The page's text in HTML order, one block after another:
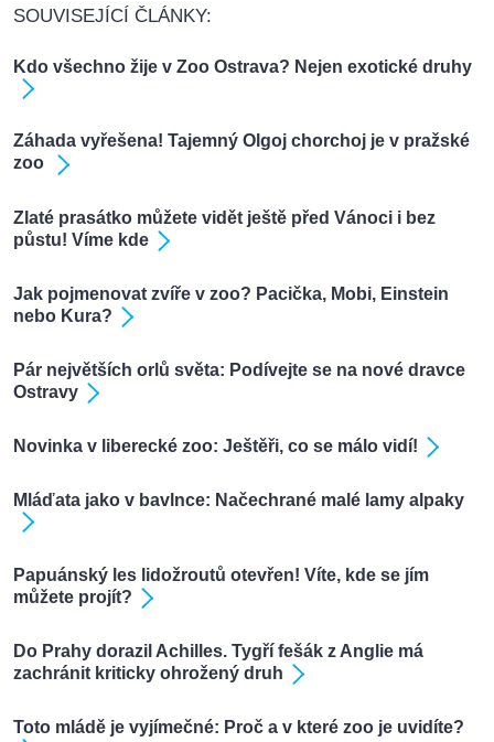
SOUVISEJÍCÍ ČLÁNKY:
Kdo všechno žije v Zoo Ostrava? Nejen exotické druhy
Záhada vyřešena! Tajemný Olgoj chorchoj je v pražské
zoo
Zlaté prasátko můžete vidět ještě před Vánoci i bez
půstu! Víme kde
Jak pojmenovat zvíře v zoo? Pacička, Mobi, Einstein
nebo Kura?
Pár největších orlů světa: Podívejte se na nové dravce
Ostravy
Novinka v liberecké zoo: Ještěři, co se málo vidí!
Mláďata jako v bavlnce: Načechrané malé lamy alpaky
Papuánský les lidožroutů otevřen! Víte, kde se jím
můžete projít?
Do Prahy dorazil Achilles. Tygří fešák z Anglie má
zachránit kriticky ohrožený druh
Toto mládě je vyjímečné: Proč a v které zoo je uvidíte?